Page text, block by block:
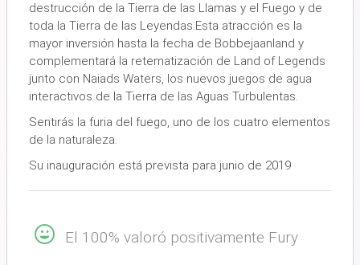
destrucción de la Tierra de las Llamas y el Fuego y de
toda la Tierra de las Leyendas.Esta atracción es la
mayor inversión hasta la fecha de Bobbejaanland y
complementará la retematización de Land of Legends
junto con Naiads Waters, los nuevos juegos de agua
interactivos de la Tierra de las Aguas Turbulentas.
Sentirás la furia del fuego, uno de los cuatro elementos
de la naturaleza.
Su inauguración está prevista para junio de 2019
El 100% valoró positivamente Fury